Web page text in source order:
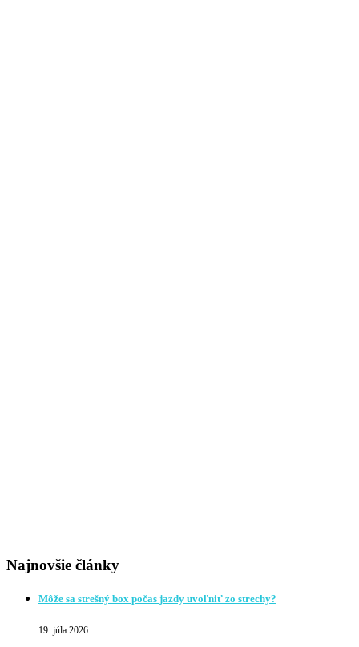
Najnovšie články
Môže sa strešný box počas jazdy uvoľniť zo strechy?
19. júla 2026